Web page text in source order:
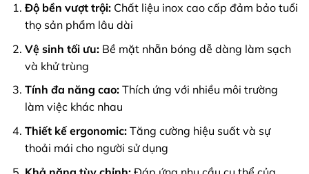
Độ bền vượt trội:Chất liệu inox cao cấp đảm bảo tuổi
thọ sản phẩm lâu dài
Vệ sinh tối ưu:Bề mặt nhẵn bóng dễ dàng làm sạch
và khử trùng
Tính đa năng cao:Thích ứng với nhiều môi trường
làm việc khác nhau
Thiết kế ergonomic:Tăng cường hiệu suất và sự
thoải mái cho người sử dụng